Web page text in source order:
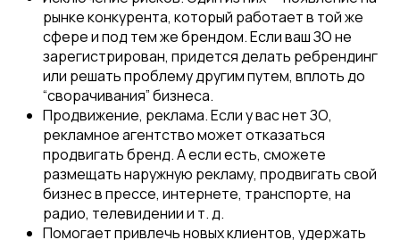
рынке конкурента, который работает в той же
сфере и под тем же брендом. Если ваш ЗО не
зарегистрирован, придется делать ребрендинг
или решать проблему другим путем, вплоть до
“сворачивания” бизнеса.
Продвижение, реклама. Если у вас нет ЗО,
рекламное агентство может отказаться
продвигать бренд. А если есть, сможете
размещать наружную рекламу, продвигать свой
бизнес в прессе, интернете, транспорте, на
радио, телевидении и т. д.
Помогает привлечь новых клиентов, удержать